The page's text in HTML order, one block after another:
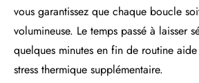
vous garantissez que chaque boucle
volumineuse. Le temps passé à laisser
quelques minutes en fin de routine
stress thermique supplémentaire.